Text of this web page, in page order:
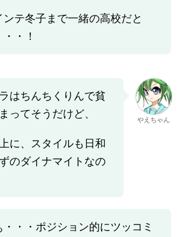
ンテ冬子まで一緒の高校だと
・！
はちんちくりんで貧
ってそうだけど、
に、スタイルも日和
のダイナマイトなの
やえちゃん
・・・ポジション的にツッコミ